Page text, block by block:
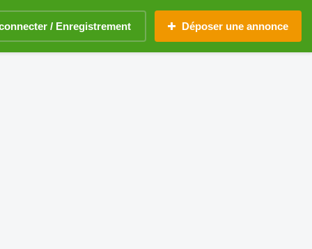
/ Enregistrement Déposer une annonce